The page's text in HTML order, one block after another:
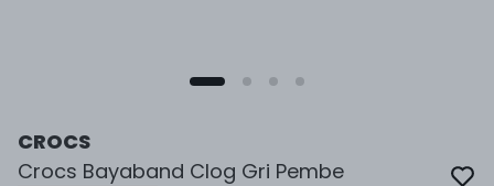
CROCS
Crocs Bayaband Clog Gri Pembe